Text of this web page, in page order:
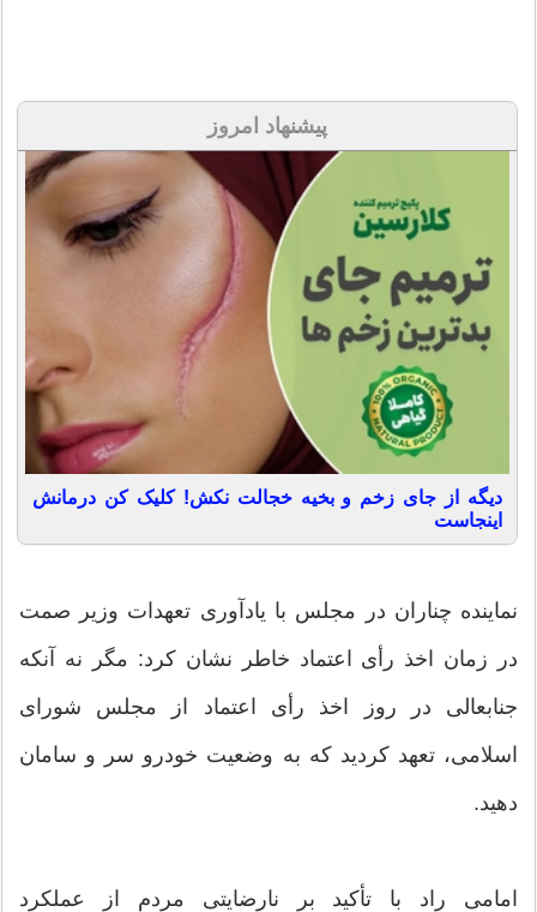
پیشنهاد امروز
دیگه از جای زخم و بخیه خجالت نکش! کلیک کن درمانش
اینجاست
نماینده چناران در مجلس با یادآوری تعهدات وزیر صمت
در زمان اخذ رأی اعتماد خاطر نشان کرد: مگر نه آنکه
جنابعالی در روز اخذ رأی اعتماد از مجلس شورای
اسلامی، تعهد کردید که به وضعیت خودرو سر و سامان
دهید.
امامی راد با تأکید بر نارضایتی مردم از عملکرد